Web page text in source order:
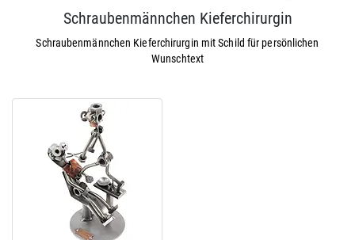
Schraubenmännchen Kieferchirurgin
Schraubenmännchen Kieferchirurgin mit Schild für persönlichen
Wunschtext